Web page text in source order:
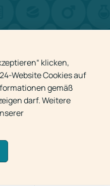
klicken,
Website Cookies auf
gemäß
darf. Weitere
24h
aktivem Link zur Quelle gestattet